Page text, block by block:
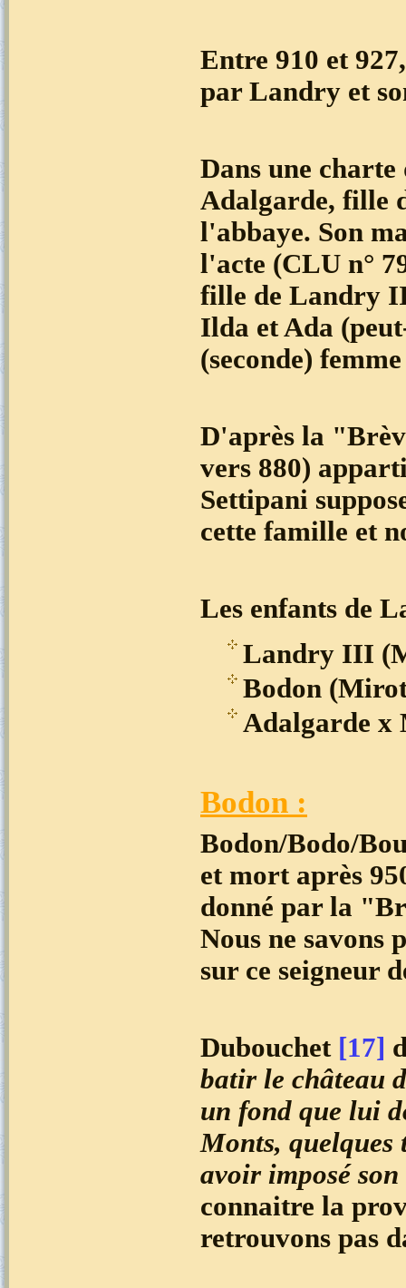
Entre 910 et
par Landry et
Dans une charte
Adalgarde, fille
l'abbaye. Son
l'acte (CLU n°
fille de Landry
Ilda et Ada
(seconde)
D'après la
vers 880)
Settipani
cette famille et
Les enfants de
Landry III
Bodon
Adalgarde x
Bodon :
Bodon/Bodo/
et mort après
donné par la
Nous ne savons
sur ce seigneur
Dubouchet [17]
batir le château
un fond que lui
Monts, quelques
avoir imposé
connaitre la
retrouvons pas